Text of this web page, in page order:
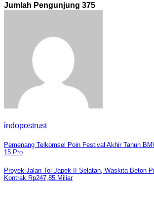
Jumlah Pengunjung 375
indopostrust
Navigasi
Pemenang Telkomsel Poin Festival Akhir Tahun
15 Pro
Proyek Jalan Tol Japek II Selatan, Waskita Beton
Kontrak Rp247,85 Miliar